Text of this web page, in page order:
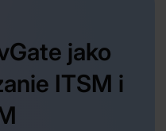
jako
ITSM i